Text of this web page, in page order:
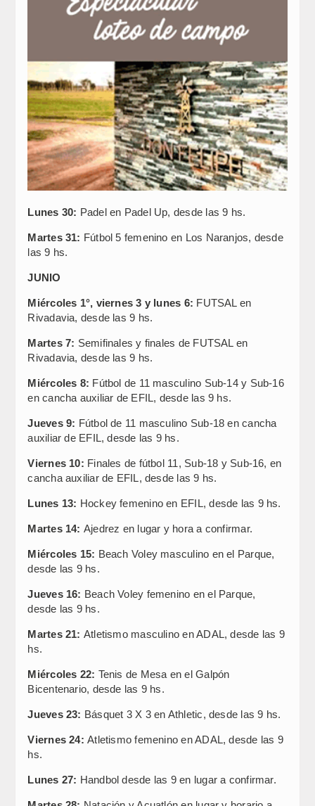
Lunes 30: Padel en Padel Up, desde las 9 hs.
Martes 31: Fútbol 5 femenino en Los Naranjos, desde
las 9 hs.
JUNIO
Miércoles 1°, viernes 3 y lunes 6: FUTSAL en
Rivadavia, desde las 9 hs.
Martes 7: Semifinales y finales de FUTSAL en
Rivadavia, desde las 9 hs.
Miércoles 8: Fútbol de 11 masculino Sub-14 y Sub-16
en cancha auxiliar de EFIL, desde las 9 hs.
Jueves 9: Fútbol de 11 masculino Sub-18 en cancha
auxiliar de EFIL, desde las 9 hs.
Viernes 10: Finales de fútbol 11, Sub-18 y Sub-16, en
cancha auxiliar de EFIL, desde las 9 hs.
Lunes 13: Hockey femenino en EFIL, desde las 9 hs.
Martes 14: Ajedrez en lugar y hora a confirmar.
Miércoles 15: Beach Voley masculino en el Parque,
desde las 9 hs.
Jueves 16: Beach Voley femenino en el Parque,
desde las 9 hs.
Martes 21: Atletismo masculino en ADAL, desde las 9
hs.
Miércoles 22: Tenis de Mesa en el Galpón
Bicentenario, desde las 9 hs.
Jueves 23: Básquet 3 X 3 en Athletic, desde las 9 hs.
Viernes 24:Atletismo femenino en ADAL, desde las 9
hs.
Lunes 27: Handbol desde las 9 en lugar a confirmar.